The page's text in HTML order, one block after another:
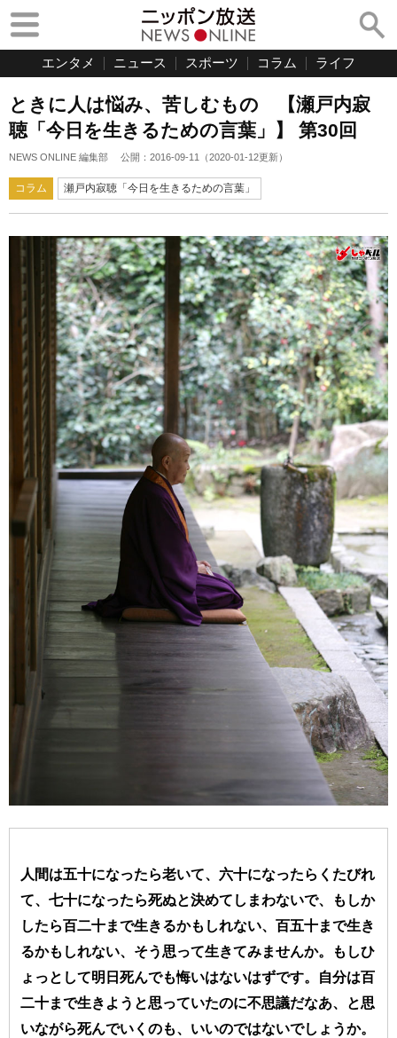
エンタメ ニュース スポーツ コラム ライフ
ときに人は悩み、苦しむもの 【瀬戸内寂
聴「今日を生きるための言葉」】 第30回
NEWS ONLINE 編集部 公開： 2016-09-11 （2020-01-12更新）
コラム 瀬戸内寂聴「今日を生きるための言葉」
人間は五十になったら老いて、六十になったらくたびれ
て、七十になったら死ぬと決めてしまわないで、もしか
したら百二十まで生きるかもしれない、百五十まで生き
るかもしれない、そう思って生きてみませんか。
もしひ
ょっとして明日死んでも悔いはないはずです。 自分は百
二十まで生きようと思っていたのに不思議だなあ、 と思
いながら死んでいくのも、いいのではないでしょうか。